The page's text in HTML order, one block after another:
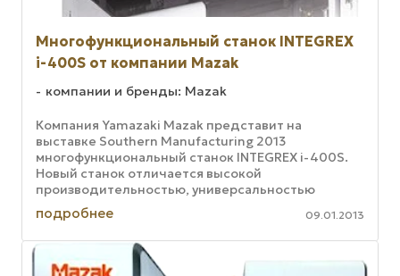
Многофункциональный станок INTEGREX
i-400S от компании Mazak
компании и бренды: Mazak
Компания Yamazaki Mazak представит на
выставке Southern Manufacturing 2013
многофункциональный станок INTEGREX i-400S.
Новый станок отличается высокой
производительностью, универсальностью
использования и экономичностью. Особенностью
устройства ...
подробнее 09.01.2013